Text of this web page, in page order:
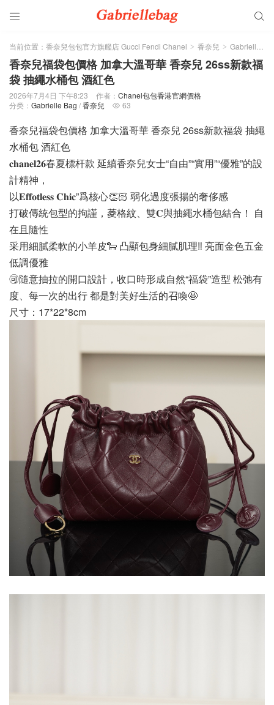
 
当前位置： 香奈兒包包官方旗艦店 Gucci Fendi Chanel > 香奈兒 > Gabrielle Bag
香奈兒福袋包價格 加拿大溫哥華 香奈兒 26ss新款福
袋 抽繩水桶包 酒紅色
2026年7月4日 下午8:23 作者： Chanel包包香港官網價格
分类： Gabrielle Bag /香奈兒  63
香奈兒福袋包價格 加拿大溫哥華 香奈兒 26ss新款福袋 抽繩
水桶包 酒紅色
𝐜𝐡𝐚𝐧𝐞𝐥𝟐𝟔春夏標杆款 延續香奈兒女士“自由”“實用”“優雅”的設
計精神，
以𝐄𝐟𝐟𝐨𝐭𝐥𝐞𝐬𝐬 𝐂𝐡𝐢𝐜”爲核心👏🏻 弱化過度張揚的奢侈感
打破傳統包型的拘謹，菱格紋、雙𝐂與抽繩水桶包結合！ 自
在且隨性
采用細膩柔軟的小羊皮🐑 凸顯包身細膩肌理‼️ 亮面金色五金
低調優雅
🉑隨意抽拉的開口設計，收口時形成自然“福袋”造型 松弛有
度、每一次的出行 都是對美好生活的召喚🤩
尺寸：17*22*8cm